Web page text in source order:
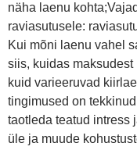
näha laenu
raviasutusele:
Kui mõni laenu vahel
siis, kuidas
kuid varieeruvad
tingimused on
taotleda teatud intress
üle ja muude